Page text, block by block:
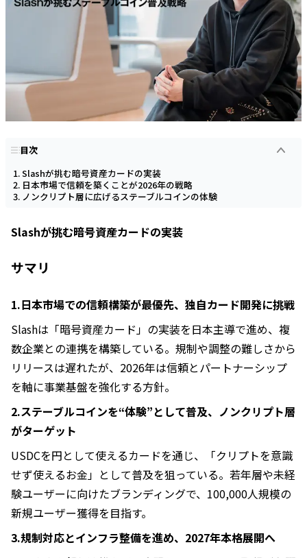
目次
Slashが挑む暗号資産カードの実装
日本市場で信頼を築くことが2026年の戦略
ノンクリプト層に広げるステーブルコインの体験
Slashが挑む暗号資産カードの実装
サマリ
1.日本市場での信頼構築が最優先、独自カード開発に挑戦
Slashは「暗号資産カード」の実装を日本主導で進め、複
数企業との連携を構築している。規制や調整の難しさから
リリースは遅れたが、2026年は信頼とパートナーシップ
を軸に事業基盤を強化する方針。
2.ステーブルコインを“体験”として普及、ノンクリプト層
がターゲット
USDCを円として使えるカードを通じ、「クリプトを意識
せず使えるお金」として普及を狙っている。若年層や未経
験ユーザーに向けたブランディングで、100,000人規模の
新規ユーザー獲得を目指す。
3.規制対応とインフラ整備を進め、2027年本格展開へ